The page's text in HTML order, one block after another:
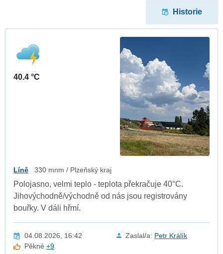
Historie
40.4 °C
Líně 330 mnm / Plzeňský kraj
Polojasno, velmi teplo - teplota překračuje 40°C.
Jihovýchodně/východně od nás jsou registrovány
bouřky. V dáli hřmí.
04.08.2026, 16:42 Zaslal/a: Petr Králík
Pěkné+9